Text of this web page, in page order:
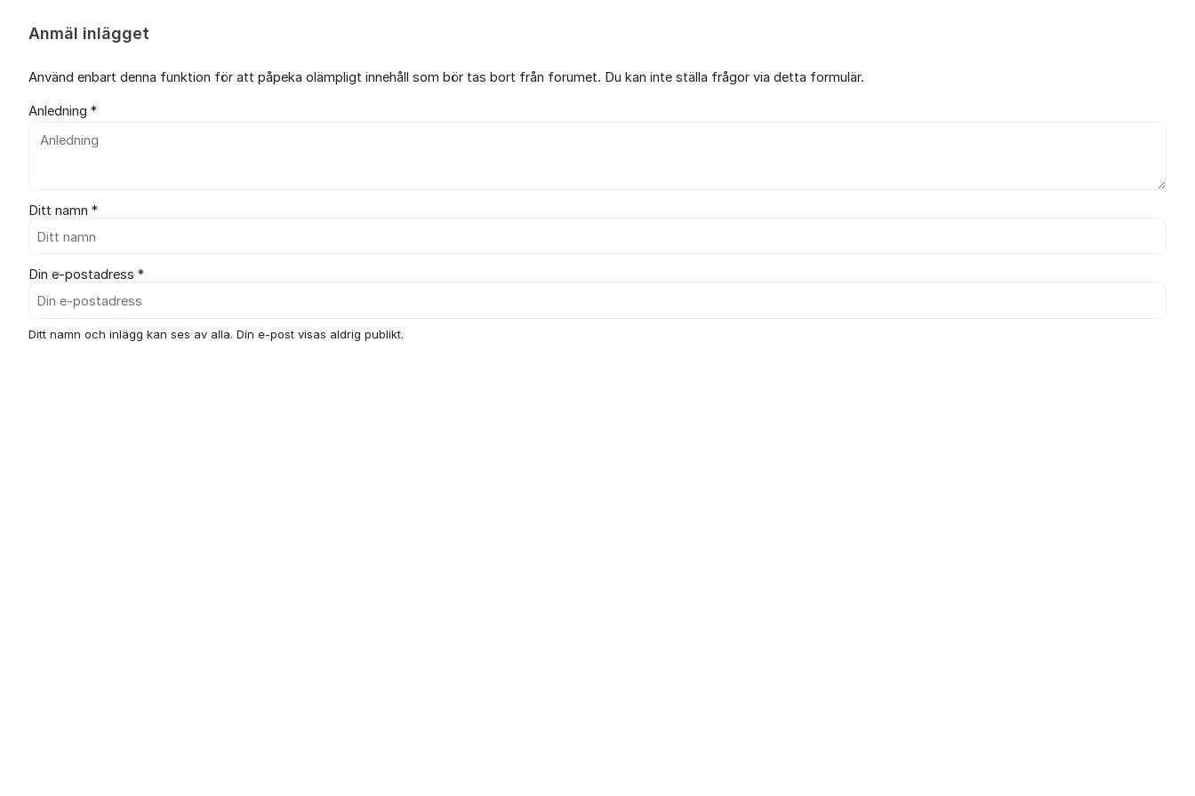
Anmäl inlägget
Använd enbart denna funktion för att påpeka olämpligt innehåll som bör tas bort från forumet. Du kan inte ställa frågor via detta formulär.
Anledning *
Ditt namn *
Din e-postadress *
Ditt namn och inlägg kan ses av alla. Din e-post visas aldrig publikt.